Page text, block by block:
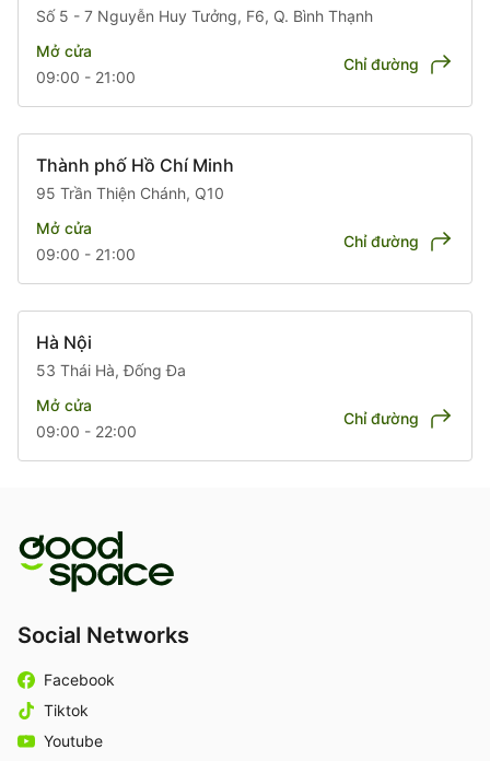
Số 5 - 7 Nguyễn Huy Tưởng, F6, Q. Bình Thạnh
Mở cửa
09:00 - 21:00
Chỉ đường
Thành phố Hồ Chí Minh
95 Trần Thiện Chánh, Q10
Mở cửa
09:00 - 21:00
Chỉ đường
Hà Nội
53 Thái Hà, Đống Đa
Mở cửa
09:00 - 22:00
Chỉ đường
Social Networks
Facebook
Tiktok
Youtube